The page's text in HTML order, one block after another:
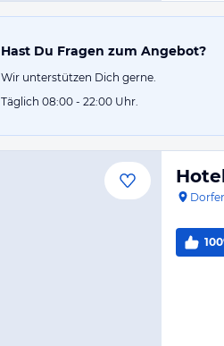
Hast Du Fragen zum Angebot?
Wir unterstützen Dich gerne.
Täglich 08:00 - 22:00 Uhr.